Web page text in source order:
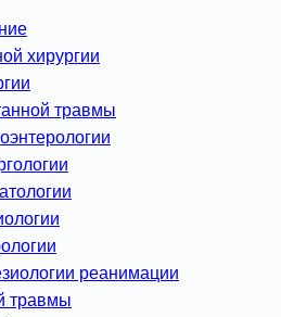
хирургии
травмы
реанимации
травмы